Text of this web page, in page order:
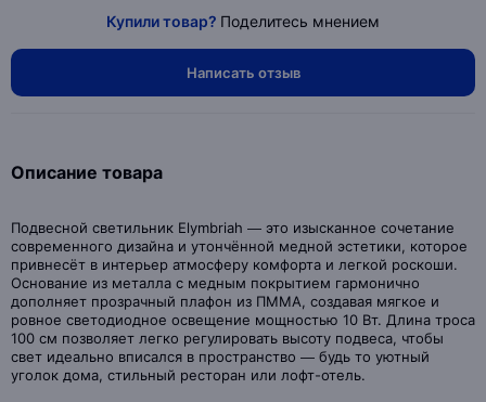
Купили товар? Поделитесь мнением
Написать отзыв
Описание товара
Подвесной светильник Elymbriah — это изысканное сочетание
современного дизайна и утончённой медной эстетики, которое
привнесёт в интерьер атмосферу комфорта и легкой роскоши.
Основание из металла с медным покрытием гармонично
дополняет прозрачный плафон из ПММА, создавая мягкое и
ровное светодиодное освещение мощностью 10 Вт. Длина троса
100 см позволяет легко регулировать высоту подвеса, чтобы
свет идеально вписался в пространство — будь то уютный
уголок дома, стильный ресторан или лофт-отель.